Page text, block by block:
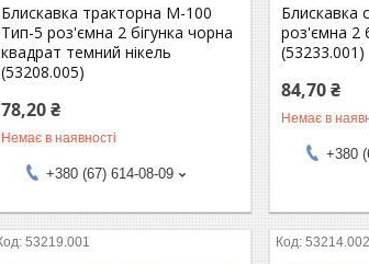
Блискавка тракторна М-100
Тип-5 роз'ємна 2 бігунка чорна
квадрат темний нікель
(53208.005)
78,20 ₴
Немає в наявності
+380 (67) 614-08-09
Блискавка
роз'ємна 2
(53233.001)
84,70 ₴
Немає в
+380
53219.001 53214.002